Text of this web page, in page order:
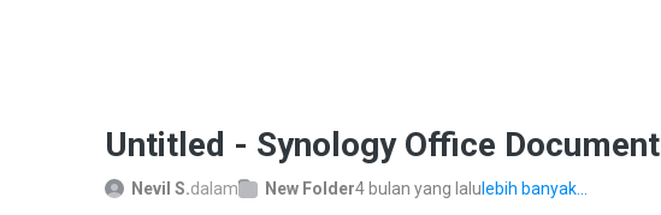
Untitled - Synology Office Document
Nevil S.dalam New Folder4 bulan yang lalu lebih banyak...